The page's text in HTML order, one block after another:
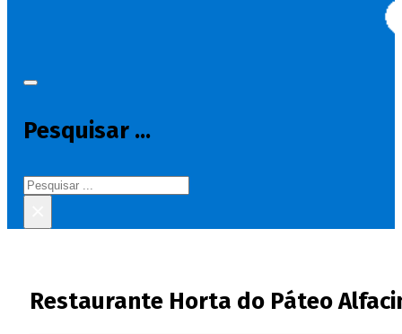
Pesquisar ...
Pesquisar
Restaurante Horta do Páteo